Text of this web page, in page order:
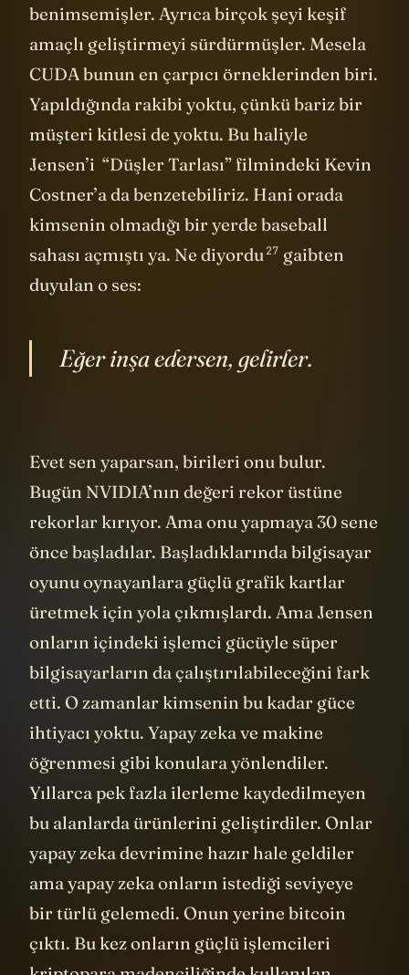
ışık hızında çalışma prensibini
benimsemişler. Ayrıca birçok şeyi keşif
amaçlı geliştirmeyi sürdürmüşler. Mesela
CUDA bunun en çarpıcı örneklerinden biri.
Yapıldığında rakibi yoktu, çünkü bariz bir
müşteri kitlesi de yoktu. Bu haliyle
Jensen’i “Düşler Tarlası” filmindeki Kevin
Costner’a da benzetebiliriz. Hani orada
kimsenin olmadığı bir yerde baseball
sahası açmıştı ya.
Evet sen yaparsan, birileri onu bulur.
Bugün NVIDIA’nın değeri rekor üstüne
rekorlar kırıyor. Ama onu yapmaya 30 sene
önce başladılar. Başladıklarında bilgisayar
oyunu oynayanlara güçlü grafik kartlar
üretmek için yola çıkmışlardı. Ama Jensen
onların içindeki işlemci gücüyle süper
bilgisayarların da çalıştırılabileceğini fark
etti. O zamanlar kimsenin bu kadar güce
ihtiyacı yoktu. Yapay zeka ve makine
öğrenmesi gibi konulara yönlendiler.
Yıllarca pek fazla ilerleme kaydedilmeyen
bu alanlarda ürünlerini geliştirdiler. Onlar
yapay zeka devrimine hazır hale geldiler
ama yapay zeka onların istediği seviyeye
bir türlü gelemedi. Onun yerine bitcoin